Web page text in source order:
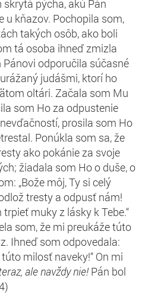
pýcha, akú Pán
u kňazov. Pochopila som,
takých osôb, ako boli
tá osoba ihneď zmizla
odporučila súčasné
judášmi, ktorí ho
oltári. Začala som Mu
som Ho za odpustenie
prosila som Ho
Ponúkla som sa, že
ako pokánie za svoje
žiadala som Ho o duše, o
„Bože môj, Ty si celý
tresty a odpusť nám!
muky z lásky k Tebe.“
som, že mi preukáže túto
Ihneď som odpovedala:
milosť naveky!“ On mi
ale navždy nie!Pán bol